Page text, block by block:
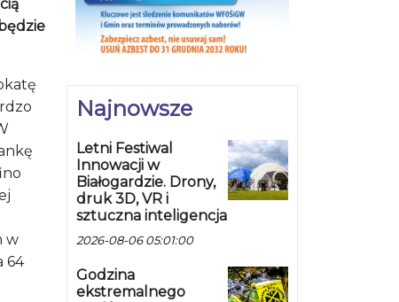
w
64
Najnowsze
Letni Festiwal
Innowacji w
Białogardzie. Drony,
druk 3D, VR i
sztuczna inteligencja
2026-08-06 05:01:00
Godzina
ekstremalnego